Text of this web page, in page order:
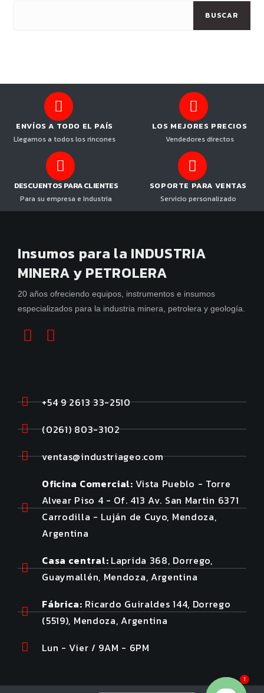
BUSCAR
ENVÍOS A TODO EL PAÍS
Llegamos a todos los rincones
LOS MEJORES PRECIOS
Vendedores directos
DESCUENTOS PARA CLIENTES
Para su empresa e Industria
SOPORTE PARA VENTAS
Servicio personalizado
Insumos para la INDUSTRIA
MINERA y PETROLERA
20 años ofreciendo equipos, instrumentos e insumos
especializados para la industria minera, petrolera y geología.
+54 9 2613 33-2510
(0261) 803-3102
ventas@industriageo.com
Oficina Comercial: Vista Pueblo - Torre
Alvear Piso 4 - Of. 413 Av. San Martin 6371
Carrodilla - Luján de Cuyo, Mendoza,
Argentina
Casa central: Laprida 368, Dorrego,
Guaymallén, Mendoza, Argentina
Fábrica: Ricardo Guiraldes 144, Dorrego
(5519), Mendoza, Argentina
Lun - Vier / 9AM - 6PM
1